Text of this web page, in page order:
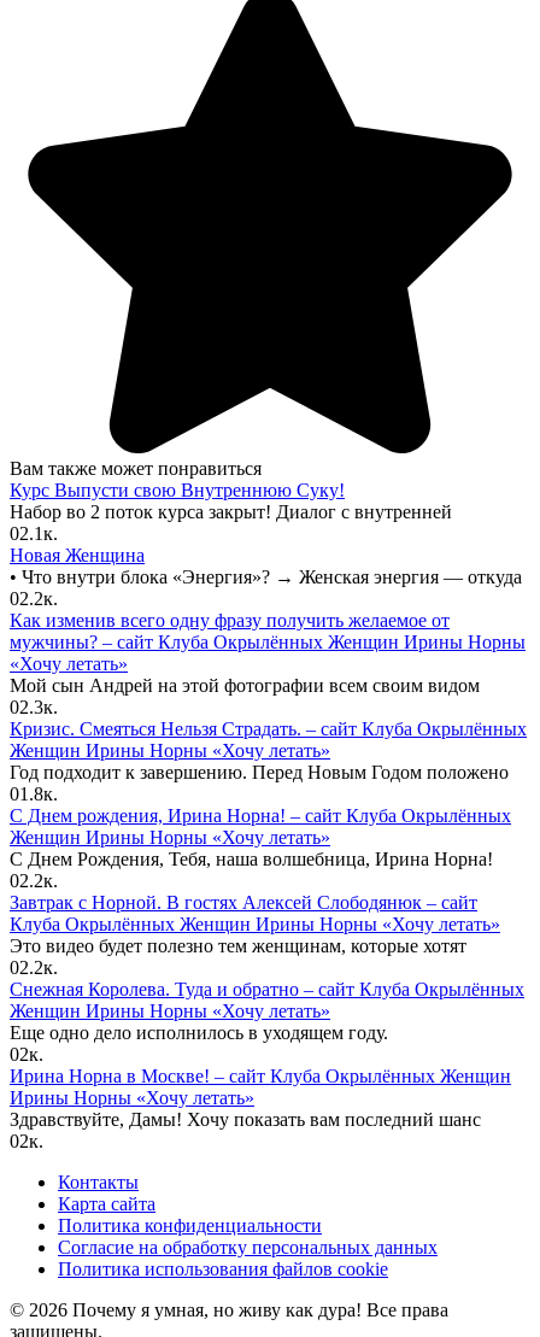
Вам также может понравиться
Курс Выпусти свою Внутреннюю Суку!
Набор во 2 поток курса закрыт! Диалог с внутренней
02.1к.
Новая Женщина
• Что внутри блока «Энергия»? → Женская энергия — откуда
02.2к.
Как изменив всего одну фразу получить желаемое от
мужчины? – сайт Клуба Окрылённых Женщин Ирины Норны
«Хочу летать»
Мой сын Андрей на этой фотографии всем своим видом
02.3к.
Кризис. Смеяться Нельзя Страдать. – сайт Клуба Окрылённых
Женщин Ирины Норны «Хочу летать»
Год подходит к завершению. Перед Новым Годом положено
01.8к.
С Днем рождения, Ирина Норна! – сайт Клуба Окрылённых
Женщин Ирины Норны «Хочу летать»
С Днем Рождения, Тебя, наша волшебница, Ирина Норна!
02.2к.
Завтрак с Норной. В гостях Алексей Слободянюк – сайт
Клуба Окрылённых Женщин Ирины Норны «Хочу летать»
Это видео будет полезно тем женщинам, которые хотят
02.2к.
Снежная Королева. Туда и обратно – сайт Клуба Окрылённых
Женщин Ирины Норны «Хочу летать»
Еще одно дело исполнилось в уходящем году.
02к.
Ирина Норна в Москве! – сайт Клуба Окрылённых Женщин
Ирины Норны «Хочу летать»
Здравствуйте, Дамы! Хочу показать вам последний шанс
02к.
Контакты
Карта сайта
Политика конфиденциальности
Согласие на обработку персональных данных
Политика использования файлов cookie
© 2026 Почему я умная, но живу как дура! Все права
защищены.